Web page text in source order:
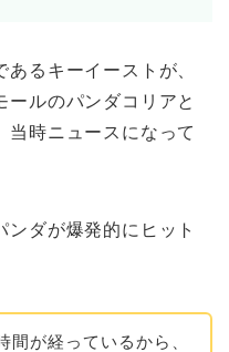
るキーイーストが、
ールのパンダコリアと
当時ニュースになって
ンダが爆発的にヒット
間が経っているから、